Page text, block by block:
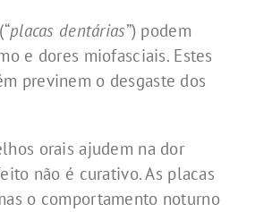
placas dentárias”) podem
e dores miofasciais. Estes
previnem o desgaste dos
orais ajudem na dor
não é curativo. As placas
o comportamento noturno